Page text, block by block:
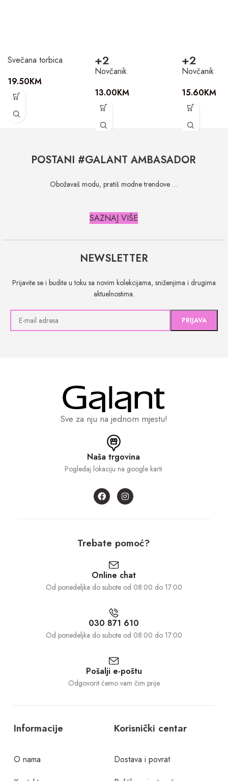
Svečana torbica
19.50KM
+2
Novčanik
13.00KM
+2
Novčanik
15.60KM
POSTANI #GALANT AMBASADOR
Obožavaš modu, pratiš modne trendove …
SAZNAJ VIŠE
NEWSLETTER
Prijavite se i budite u toku sa novim kolekcijama, sniženjima i drugima
aktuelnostima.
Sve za nju na jednom mjestu!
Naša trgovina
Pogledaj lokaciju na google karti
Trebate pomoć?
Online chat
Od ponedeljka do subote od 08:00 do 17:00
030 871 610
Od ponedeljka do subote od 08:00 do 17:00
Pošalji e-poštu
Odgovorit ćemo vam čim prije
Informacije
O nama
Korisnički centar
Dostava i povrat